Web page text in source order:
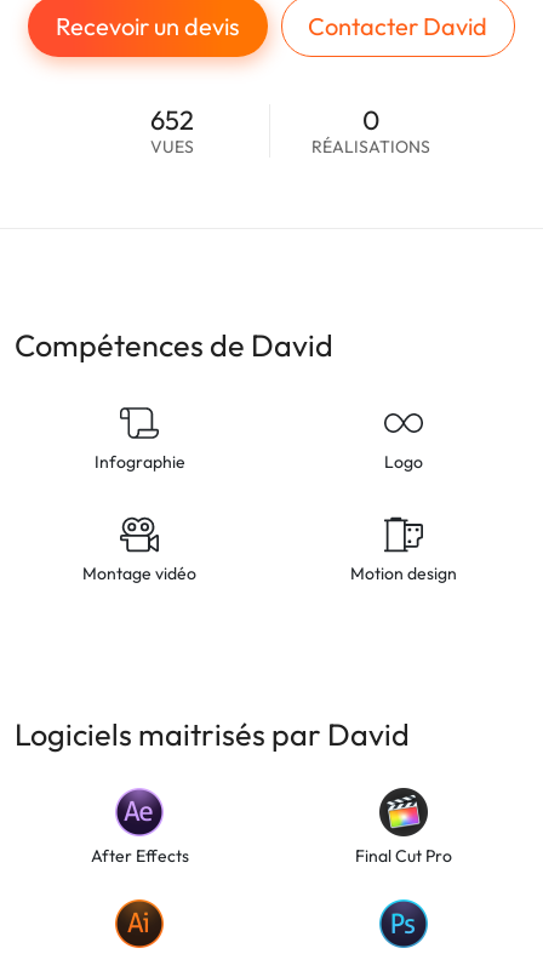
Recevoir un devis Contacter David
652
VUES
0
RÉALISATIONS
Compétences de David
Infographie Logo
Montage vidéo Motion design
Logiciels maitrisés par David
After Effects Final Cut Pro